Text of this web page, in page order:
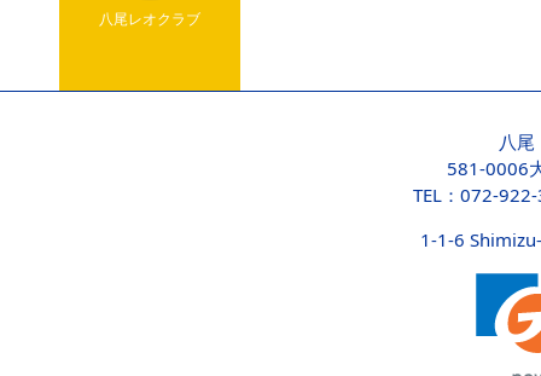
八尾レオクラブ
八
581-0006
TEL：072-
1-1-6